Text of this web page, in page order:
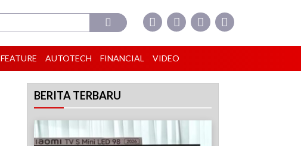
FEATURE AUTOTECH FINANCIAL VIDEO
BERITA TERBARU